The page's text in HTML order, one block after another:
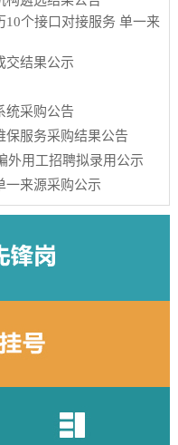
10个接口对接服务 单一来
交结果公示
统采购公告
保服务采购结果公告
外用工招聘拟录用公示
一来源采购公示